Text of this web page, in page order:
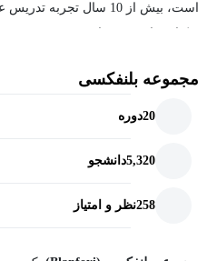
است، بیش از 10 سال
ایجاد کرده است و یک سایت عضویت
مجموعه بلنفکسی
20دوره
5,320دانشجو
258نظر و امتیاز